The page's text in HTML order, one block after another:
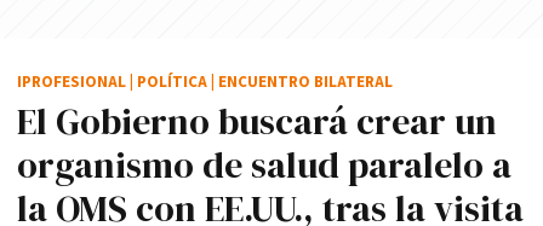
El Gobierno buscará crear un
organismo de salud paralelo a
la OMS con EE.UU., tras la visita
IPROFESIONAL POLÍTICA ENCUENTRO BILATERAL